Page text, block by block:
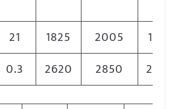
21 1825 2005
0.3 2620 2850